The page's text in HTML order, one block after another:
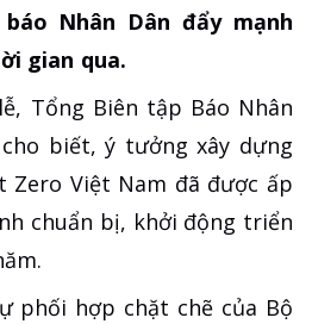
Nhân Dân đẩy mạnh
gian qua.
Tổng Biên tập Báo Nhân
biết, ý tưởng xây dựng
Việt Nam đã được ấp
chuẩn bị, khởi động triển
phối hợp chặt chẽ của Bộ